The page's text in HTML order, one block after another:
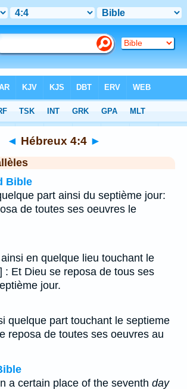
◄ Hébreux 4:4 ►
Bible
part ainsi du septième jour:
de toutes ses oeuvres le
en quelque lieu touchant le
: Et Dieu se reposa de tous ses
jour.
quelque part touchant le septieme
reposa de toutes ses oeuvres au
a certain place of the seventh day